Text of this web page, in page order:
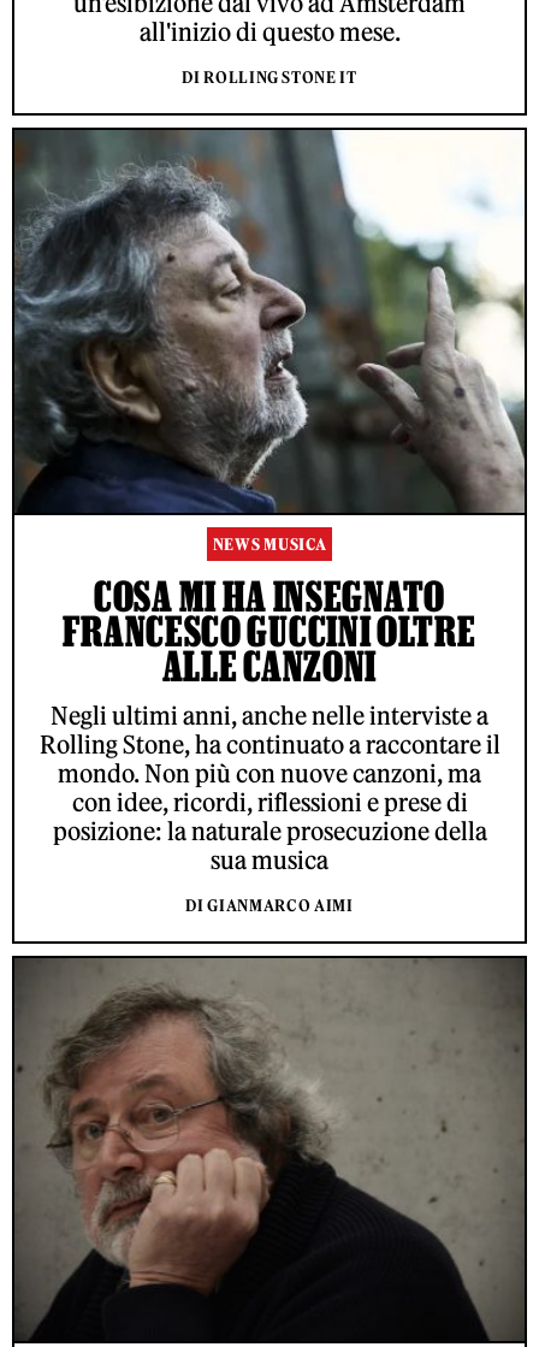
all'inizio di questo mese.
DI ROLLING STONE IT
NEWS MUSICA
COSA MI HA INSEGNATO
FRANCESCO GUCCINI OLTRE
ALLE CANZONI
Negli ultimi anni, anche nelle interviste a
Rolling Stone, ha continuato a raccontare il
mondo. Non più con nuove canzoni, ma
con idee, ricordi, riflessioni e prese di
posizione: la naturale prosecuzione della
sua musica
DI GIANMARCO AIMI